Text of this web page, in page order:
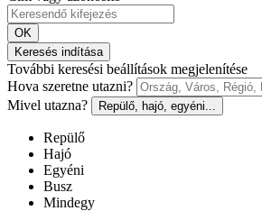
OK
Keresés indítása
További keresési beállítások megjelenítése
Hova szeretne utazni?
Mivel utazna?
Repülő, hajó, egyéni...
Repülő
Hajó
Egyéni
Busz
Mindegy